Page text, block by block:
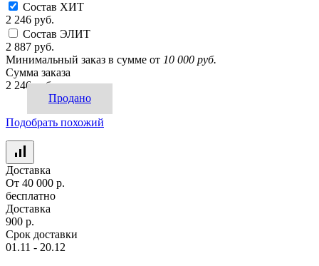
Состав ХИТ
2 246 руб.
Состав ЭЛИТ
2 887 руб.
Минимальный заказ в сумме от 10 000 руб.
Сумма заказа
2 246 руб.
Продано
Подобрать похожий
Доставка
От 40 000 р.
бесплатно
Доставка
900 р.
Срок доставки
01.11 - 20.12